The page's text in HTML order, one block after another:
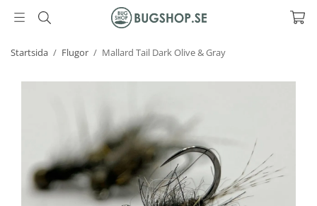
Startsida / Flugor / Mallard Tail Dark Olive & Gray